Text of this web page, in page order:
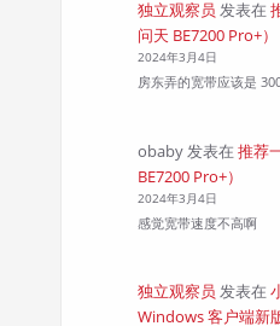
独立观察员 发表在
问天 BE7200 Pro+）
2024年3月4日
房东弄的宽带应该是
obaby发表在 推荐
BE7200 Pro+）
2024年3月4日
感觉宽带速度不高啊
独立观察员 发表在
Windows 客户端新